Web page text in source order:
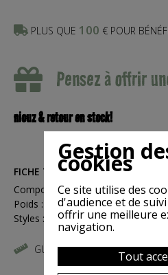
PLUS QUE 100 € POUR
Pensez à offrir
niouz & retour en stock!
FICHE TECHNIQUE
Compositions : Coton
Poids : 0.1
Styles : Féminin
GUIDE DES TAILLES
Gestion
cookies
Ce site utilise des
d'audience et de
offrir une meilleure
navigation.
Tout